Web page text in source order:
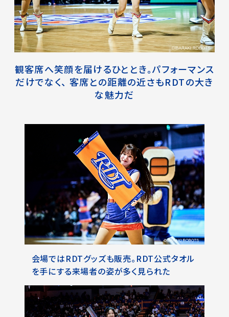
観客席へ笑顔を届けるひととき。パフォーマンス
だけでなく、 客席との距離の近さもRDTの大き
な魅力だ
会場ではRDTグッズも販売。RDT公式タオル
を手にする来場者の姿が多く見られた